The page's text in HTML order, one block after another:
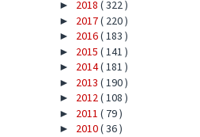
► 2018 ( 322 )
► 2017( 220 )
► 2016( 183 )
► 2015 ( 141 )
► 2014( 181 )
► 2013 ( 190 )
► 2012( 108 )
► 2011 ( 79 )
► 2010( 36 )